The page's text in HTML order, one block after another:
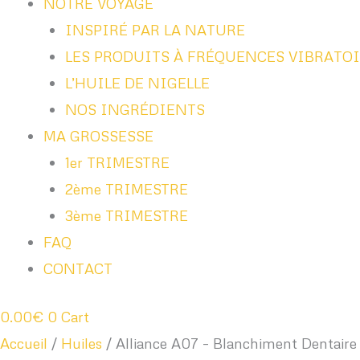
INSPIRÉ PAR LA NATURE
LES PRODUITS À FRÉQUENCES
L’HUILE DE NIGELLE
NOS INGRÉDIENTS
MA GROSSESSE
1er TRIMESTRE
2ème TRIMESTRE
3ème TRIMESTRE
FAQ
CONTACT
0.00€ 0 Cart
Accueil / Huiles / Alliance A07 – Blanchiment Dentaire